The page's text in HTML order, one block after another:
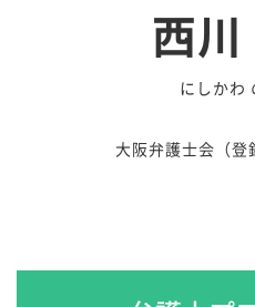
西
にしかわ
大阪弁護士会（登